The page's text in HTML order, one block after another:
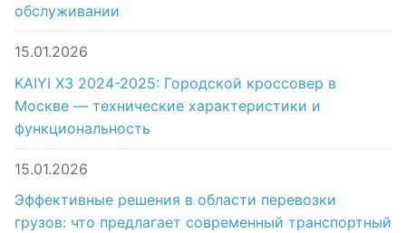
обслуживании
15.01.2026
KAIYI X3 2024-2025: Городской кроссовер в
Москве — технические характеристики и
функциональность
15.01.2026
Эффективные решения в области перевозки
грузов: что предлагает современный транспортный